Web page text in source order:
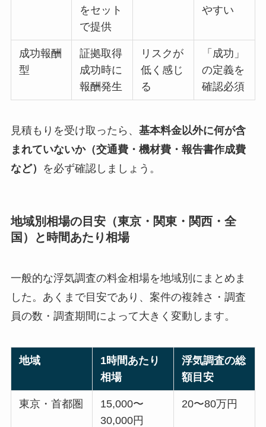
をセット
で提供
やすい
成功報酬
型
証拠取得
成功時に
報酬発生
リスクが
低く感じ
る
「成功」
の定義を
確認必須
見積もりを受け取ったら、 基本料金以外に何が含
まれていないか（交通費・機材費・報告書作成費
など）
を必ず確認しましょう。
地域別相場の目安（東京・関東・関西・全
国）と時間あたり相場
一般的な浮気調査の料金相場を地域別にまとめま
した。あくまで目安であり、案件の複雑さ・調査
員の数・調査期間によって大きく変動します。
地域
1時間あたり
相場
浮気調査の総
額目安
東京・首都圏
15,000〜
30,000円
20〜80万円